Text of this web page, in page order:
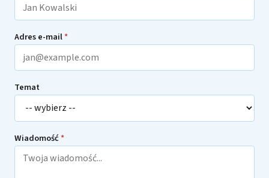
Adres e-mail*
Temat
Wiadomość*